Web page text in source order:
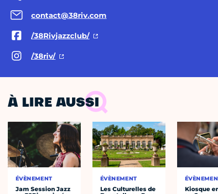
contact@38riv.com
/38Rivjazzclub/
/38riv/
À LIRE AUSSI
ÉVÈNEMENT
Jam Session Jazz
ÉVÈNEMENT
Les Culturelles de
Kiosque